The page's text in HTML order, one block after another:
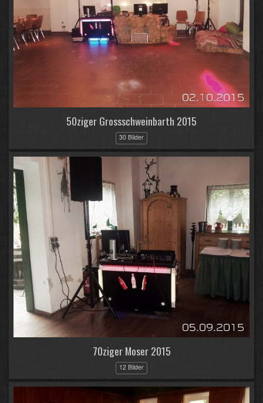
50ziger Grossschweinbarth 2015
30 Bilder
70ziger Moser 2015
12 Bilder